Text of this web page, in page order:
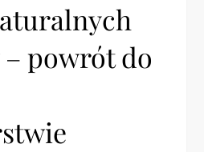
powrót do